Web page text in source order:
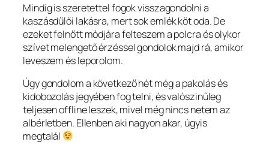
Mindíg is szeretettel fogok visszagondolni a
kaszásdűlői lakásra, mert sok emlék köt oda. De
ezeket felnőtt módjára felteszem a polcra és olykor
szívet melengető érzéssel gondolok majd rá, amikor
leveszem és leporolom.
Úgy gondolom a következő hét még a pakolás és
kidobozolás jegyében fog telni, és valószinűleg
teljesen offline leszek, mivel még nincs netem az
albérletben. Ellenben aki nagyon akar, úgyis
megtalál